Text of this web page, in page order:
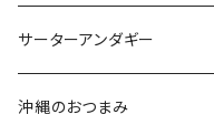
沖縄そばセット
生麺・乾麺
沖縄南風堂
新垣菓子店
サーターアンダギー
沖縄のおつまみ